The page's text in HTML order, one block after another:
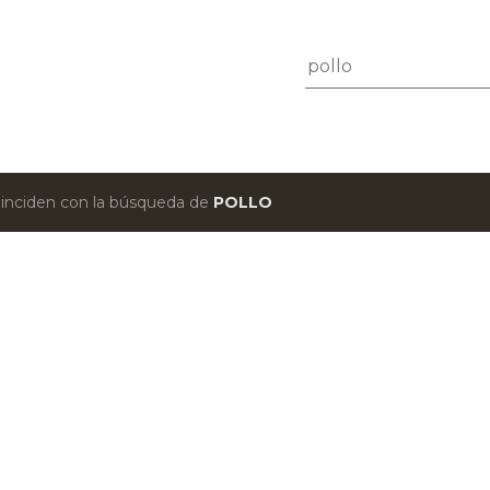
con la búsqueda de POLLO